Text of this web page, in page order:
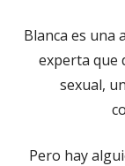
Blanca es una
experta que
sexual,
Pero hay